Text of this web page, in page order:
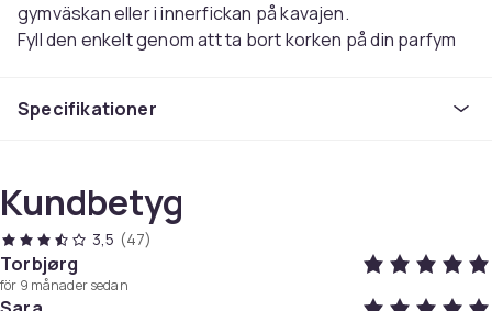
gymväskan eller i innerfickan på kavajen.
Fyll den enkelt genom att ta bort korken på din parfym
Glöm ej att välja färg !
Neon Rosa
Artikel.nr.
0ae63ecb-aef1-484c-84d7-1eda5632de2d
Produktsäkerhetsinformation
Specifikationer
Kundbetyg
3,5 (47)
Torbjørg
för 9 månader sedan